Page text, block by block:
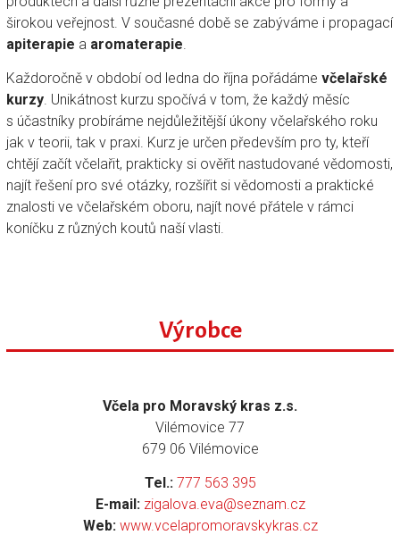
širokou veřejnost. V současné době se zabýváme i propagací
apiterapie a aromaterapie
Každoročně v období od ledna do října pořádáme včelařské
kurzy. Unikátnost kurzu spočívá v tom, že každý měsíc
s účastníky probíráme nejdůležitější úkony včelařského roku
jak v teorii, tak v praxi. Kurz je určen především pro ty, kteří
chtějí začít včelařit, prakticky si ověřit nastudované vědomosti,
najít řešení pro své otázky, rozšířit si vědomosti a praktické
znalosti ve včelařském oboru, najít nové přátele v rámci
koníčku z různých koutů naší vlasti.
Výrobce
Včela pro Moravský kras z.s.
Vilémovice 77
679 06 Vilémovice
Tel.: 777 563 395
E-mail: zigalova.eva@seznam.cz
Web: www.vcelapromoravskykras.cz